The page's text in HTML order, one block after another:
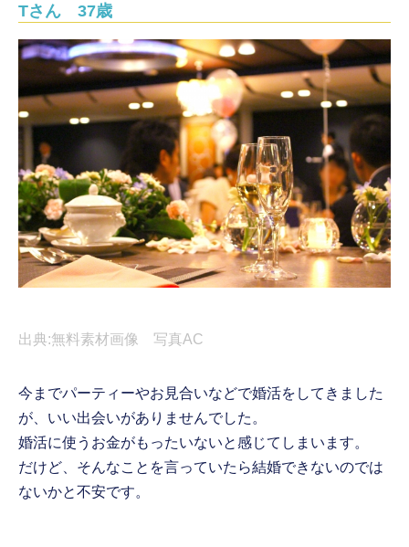
Tさん 37歳
出典:無料素材画像 写真AC
今までパーティーやお見合いなどで婚活をしてきました
が、いい出会いがありませんでした。
婚活に使うお金がもったいないと感じてしまいます。
だけど、そんなことを言っていたら結婚できないのでは
ないかと不安です。